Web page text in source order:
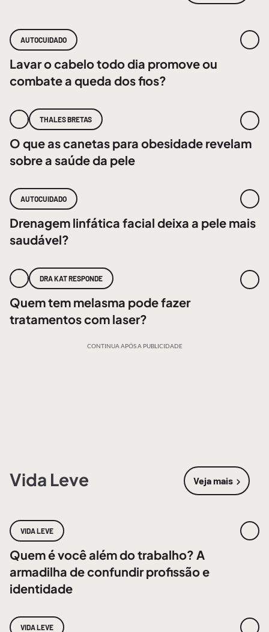
AUTOCUIDADO
Lavar o cabelo todo dia promove ou
combate a queda dos fios?
THALES BRETAS
O que as canetas para obesidade revelam
sobre a saúde da pele
AUTOCUIDADO
Drenagem linfática facial deixa a pele mais
saudável?
DRA KAT RESPONDE
Quem tem melasma pode fazer
tratamentos com laser?
CONTINUA APÓS A PUBLICIDADE
Vida Leve Veja mais
sobre Vida
VIDA LEVE
Quem é você além do trabalho? A
armadilha de confundir profissão e
identidade
VIDA LEVE